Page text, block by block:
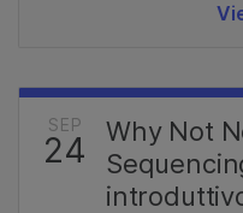
Además,
secuenciación.
SEP
24
Why Not